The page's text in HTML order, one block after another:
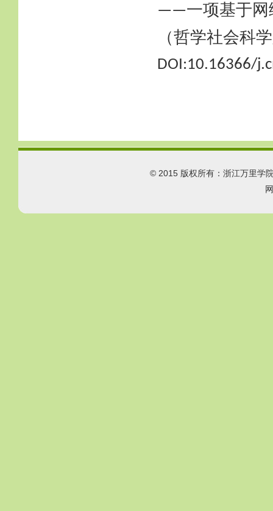
——一项基于
（哲学社会科
DOI:10.16366/
© 2015 版权所有：浙江万里学